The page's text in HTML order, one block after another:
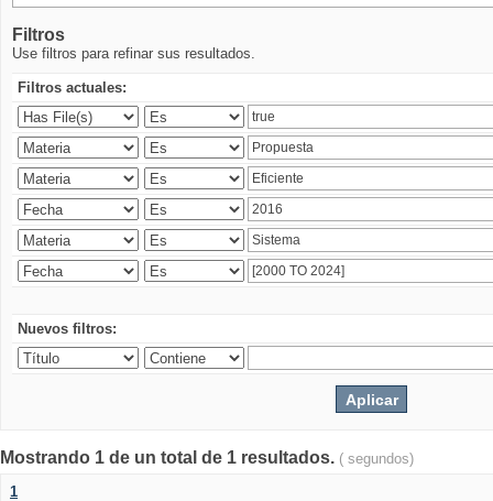
Filtros
Use filtros para refinar sus resultados.
Filtros actuales:
Nuevos filtros:
Mostrando 1 de un total de 1 resultados. ( segundos)
1